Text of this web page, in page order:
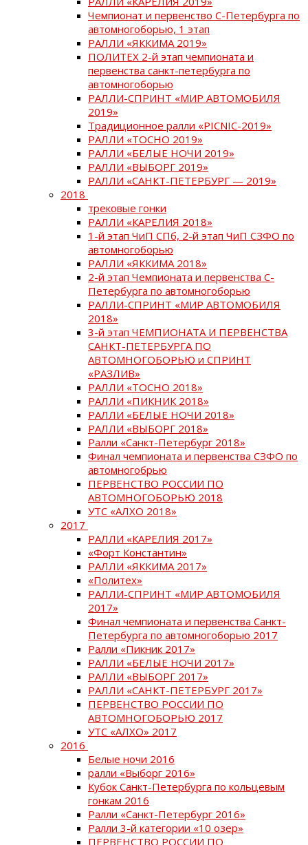
Чемпионат и первенство С-Петербурга по
автомногоборью, 1 этап
РАЛЛИ «ЯККИМА 2019»
ПОЛИТЕХ 2-й этап чемпионата и
первенства санкт-петербурга по
автомногоборью
РАЛЛИ-СПРИНТ «МИР АВТОМОБИЛЯ
2019»
Традиционное ралли «PICNIC-2019»
РАЛЛИ «ТОСНО 2019»
РАЛЛИ «БЕЛЫЕ НОЧИ 2019»
РАЛЛИ «ВЫБОРГ 2019»
РАЛЛИ «САНКТ-ПЕТЕРБУРГ — 2019»
2018
трековые гонки
РАЛЛИ «КАРЕЛИЯ 2018»
1-й этап ЧиП СПб, 2-й этап ЧиП СЗФО по
автомногоборью
РАЛЛИ «ЯККИМА 2018»
2-й этап Чемпионата и первенства С-
Петербурга по автомногоборью
РАЛЛИ-СПРИНТ «МИР АВТОМОБИЛЯ
2018»
3-й этап ЧЕМПИОНАТА И ПЕРВЕНСТВА
САНКТ-ПЕТЕРБУРГА ПО
АВТОМНОГОБОРЬЮ и СПРИНТ
«РАЗЛИВ»
РАЛЛИ «ТОСНО 2018»
РАЛЛИ «ПИКНИК 2018»
РАЛЛИ «БЕЛЫЕ НОЧИ 2018»
РАЛЛИ «ВЫБОРГ 2018»
Ралли «Санкт-Петербург 2018»
Финал чемпионата и первенства СЗФО по
автомногобрью
ПЕРВЕНСТВО РОССИИ ПО
АВТОМНОГОБОРЬЮ 2018
УТС «АЛХО 2018»
2017
РАЛЛИ «КАРЕЛИЯ 2017»
«Форт Константин»
РАЛЛИ «ЯККИМА 2017»
«Политех»
РАЛЛИ-СПРИНТ «МИР АВТОМОБИЛЯ
2017»
Финал чемпионата и первенства Санкт-
Петербурга по автомногоборью 2017
Ралли «Пикник 2017»
РАЛЛИ «БЕЛЫЕ НОЧИ 2017»
РАЛЛИ «ВЫБОРГ 2017»
РАЛЛИ «САНКТ-ПЕТЕРБУРГ 2017»
ПЕРВЕНСТВО РОССИИ ПО
АВТОМНОГОБОРЬЮ 2017
УТС «АЛХО» 2017
2016
Белые ночи 2016
ралли «Выборг 2016»
Кубок Санкт-Петербурга по кольцевым
гонкам 2016
Ралли «Санкт-Петербург 2016»
Ралли 3-й категории «10 озер»
ПЕРВЕНСТВО РОССИИ ПО